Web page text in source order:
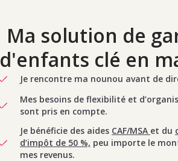
Ma solution de
d'enfants clé en
Je rencontre ma nounou avant de
Mes besoins de flexibilité et
sont pris en compte.
Je bénéficie des aides CAF/MSA et du
d’impôt de 50 %, peu importe le
mes revenus.